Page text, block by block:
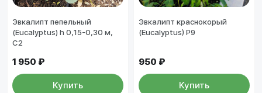
Эвкалипт пепельный
(Eucalyptus) h 0,15-0,30 м,
С2
1 950 ₽
Купить
Эвкалипт краснокорый
(Eucalyptus) Р9
950 ₽
Купить